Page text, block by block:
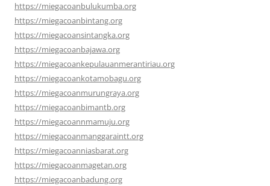
https://miegacoanbulukumba.org
https://miegacoanbintang.org
https://miegacoansintangka.org
https://miegacoanbajawa.org
https://miegacoankepulauanmerantiriau.org
https://miegacoankotamobagu.org
https://miegacoanmurungraya.org
https://miegacoanbimantb.org
https://miegacoannmamuju.org
https://miegacoanmanggaraintt.org
https://miegacoanniasbarat.org
https://miegacoanmagetan.org
https://miegacoanbadung.org